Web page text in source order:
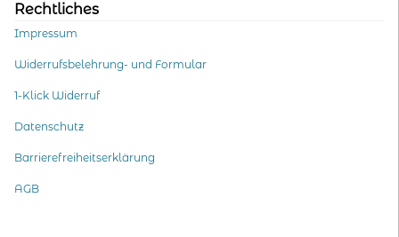
Rechtliches
Impressum
Widerrufsbelehrung- und Formular
1-Klick Widerruf
Datenschutz
Barrierefreiheitserklärung
AGB